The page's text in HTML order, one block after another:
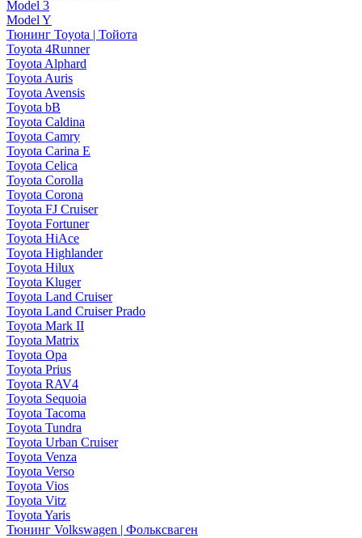
Model 3
Model Y
Тюнинг Toyota | Тойота
Toyota 4Runner
Toyota Alphard
Toyota Auris
Toyota Avensis
Toyota bB
Toyota Caldina
Toyota Camry
Toyota Carina E
Toyota Celica
Toyota Corolla
Toyota Corona
Toyota FJ Cruiser
Toyota Fortuner
Toyota HiAce
Toyota Highlander
Toyota Hilux
Toyota Kluger
Toyota Land Cruiser
Toyota Land Cruiser Prado
Toyota Mark II
Toyota Matrix
Toyota Opa
Toyota Prius
Toyota RAV4
Toyota Sequoia
Toyota Tacoma
Toyota Tundra
Toyota Urban Cruiser
Toyota Venza
Toyota Verso
Toyota Vios
Toyota Vitz
Toyota Yaris
Тюнинг Volkswagen | Фольксваген